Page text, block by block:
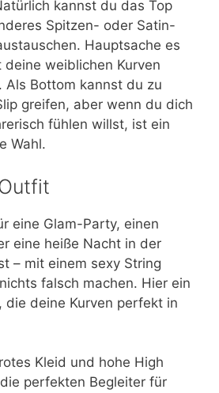
kannst du das Top
Spitzen- oder Satin-
Hauptsache es
weiblichen Kurven
Als Bottom kannst du zu
greifen, aber wenn du dich
fühlen willst, ist ein
Wahl.
eine Glam-Party, einen
eine heiße Nacht in der
– mit einem sexy String
falsch machen. Hier ein
die deine Kurven perfekt in
Kleid und hohe High
perfekten Begleiter für